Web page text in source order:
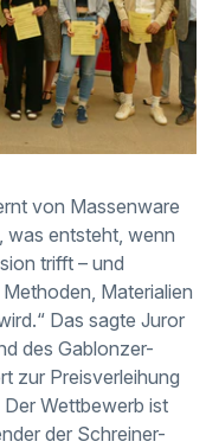
von Massenware
was entsteht, wenn
trifft – und
Materialien
Das sagte Juror
des Gablonzer-
zur Preisverleihung
Der Wettbewerb ist
der Schreiner-